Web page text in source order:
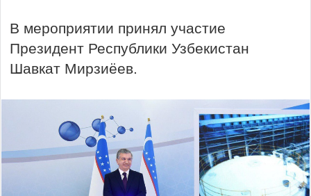
В мероприятии принял участие
Президент Республики Узбекистан
Шавкат Мирзиёев.